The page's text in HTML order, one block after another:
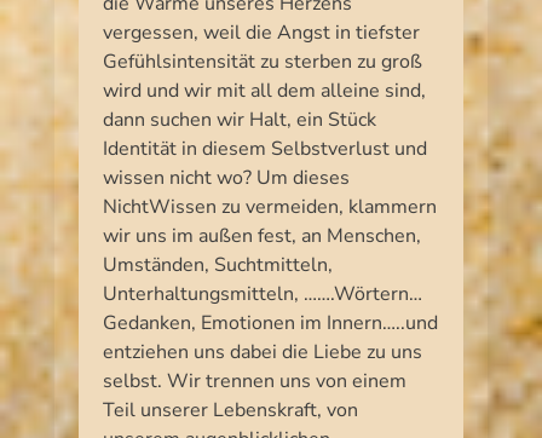
vergessen, weil die Angst in tiefster
Gefühlsintensität zu sterben zu groß
wird und wir mit all dem alleine sind,
dann suchen wir Halt, ein Stück
Identität in diesem Selbstverlust und
wissen nicht wo? Um dieses
NichtWissen zu vermeiden, klammern
wir uns im außen fest, an Menschen,
Umständen, Suchtmitteln,
Unterhaltungsmitteln, …….Wörtern…
Gedanken, Emotionen im Innern…..und
entziehen uns dabei die Liebe zu uns
selbst. Wir trennen uns von einem
Teil unserer Lebenskraft, von